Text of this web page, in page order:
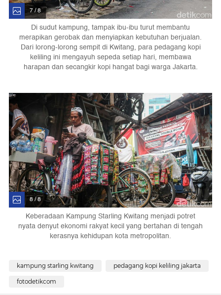
7 / 8
Di sudut kampung, tampak ibu-ibu turut membantu
merapikan gerobak dan menyiapkan kebutuhan berjualan.
Dari lorong-lorong sempit di Kwitang, para pedagang kopi
keliling ini mengayuh sepeda setiap hari, membawa
harapan dan secangkir kopi hangat bagi warga Jakarta.
8 / 8
Keberadaan Kampung Starling Kwitang menjadi potret
nyata denyut ekonomi rakyat kecil yang bertahan di tengah
kerasnya kehidupan kota metropolitan.
kampung starling kwitang pedagang kopi keliling jakarta
fotodetikcom